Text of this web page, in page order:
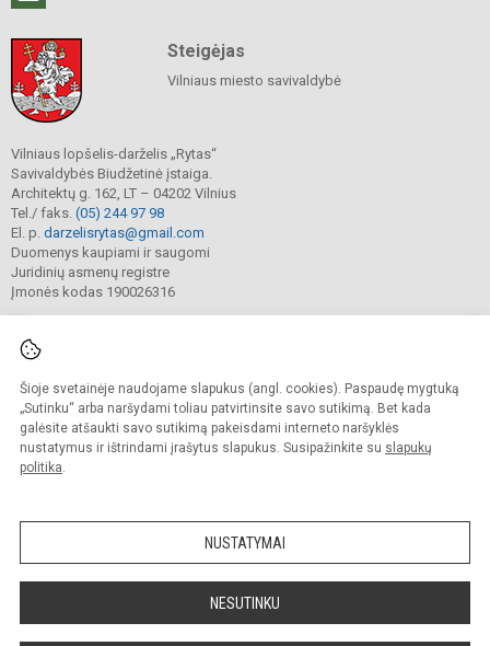
Šioje svetainėje naudojame slapukus (angl. cookies). Paspaudę mygtuką
„Sutinku“ arba naršydami toliau patvirtinsite savo sutikimą. Bet kada
galėsite atšaukti savo sutikimą pakeisdami interneto naršyklės
nustatymus ir ištrindami įrašytus slapukus. Susipažinkite su slapukų
politika.
NUSTATYMAI
NESUTINKU
Steigėjas
Vilniaus miesto savivaldybė
Vilniaus lopšelis-darželis „Rytas“
Savivaldybės Biudžetinė įstaiga.
Architektų g. 162, LT – 04202 Vilnius
Tel./ faks. (05) 244 97 98
El. p. darzelisrytas@gmail.com
Duomenys kaupiami ir saugomi
Juridinių asmenų registre
Įmonės kodas 190026316
© 2025. Vilniaus lopšelis-darželis „Rytas“. Visos teisės saugomos.
Kopijuoti turinį be raštiško darželio sutikimo griežtai draudžiama.
Prieinamumo paraiška Slapukų valdymas
Sumanus būdas atnaujinti